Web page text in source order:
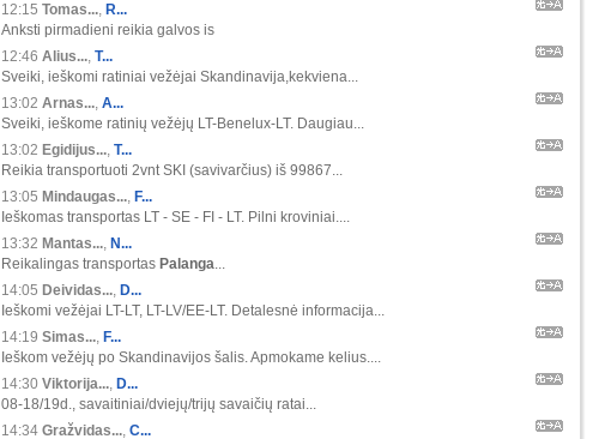
12:15 Tomas..., R...
Anksti pirmadieni reikia galvos is
12:46 Alius..., T...
Sveiki, ieškomi ratiniai vežėjai Skandinavija,kekviena...
13:02 Arnas..., A...
Sveiki, ieškome ratinių vežėjų LT-Benelux-LT. Daugiau...
13:02 Egidijus..., T...
Reikia transportuoti 2vnt SKI (savivarčius) iš 99867...
13:05 Mindaugas..., F...
Ieškomas transportas LT - SE - FI - LT. Pilni kroviniai....
13:32 Mantas..., N...
Reikalingas transportas Palanga...
14:05 Deividas..., D...
Ieškomi vežėjai LT-LT, LT-LV/EE-LT. Detalesnė informacija...
14:19 Simas..., F...
Ieškom vežėjų po Skandinavijos šalis. Apmokame kelius....
14:30 Viktorija..., D...
08-18/19d., savaitiniai/dviejų/trijų savaičių ratai...
14:34 Gražvidas..., C...